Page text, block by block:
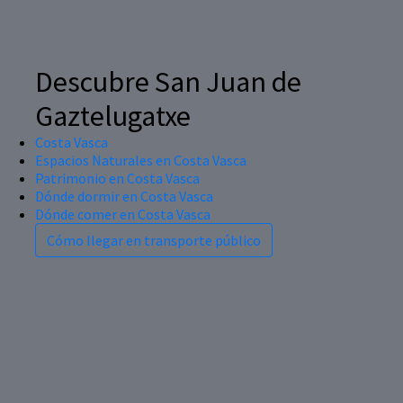
Descubre San Juan de
Gaztelugatxe
Costa Vasca
Espacios Naturales en Costa Vasca
Patrimonio en Costa Vasca
Dónde dormir en Costa Vasca
Dónde comer en Costa Vasca
Cómo llegar en transporte público